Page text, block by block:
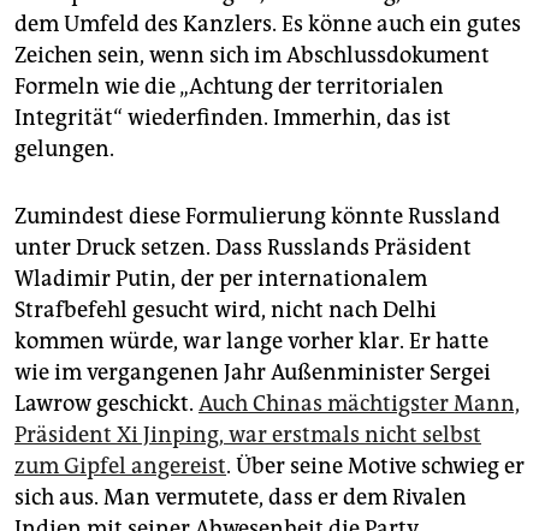
dem Umfeld des Kanzlers. Es könne auch ein gutes
Zeichen sein, wenn sich im Abschlussdokument
Formeln wie die „Achtung der territorialen
Integrität“ wiederfinden. Immerhin, das ist
gelungen.
Zumindest diese Formulierung könnte Russland
unter Druck setzen. Dass Russlands Präsident
Wladimir Putin, der per internationalem
Strafbefehl gesucht wird, nicht nach Delhi
kommen würde, war lange vorher klar. Er hatte
wie im vergangenen Jahr Außenminister Sergei
Lawrow geschickt. Auch Chinas mächtigster Mann,
Präsident Xi Jinping, war erstmals nicht selbst
zum Gipfel angereist. Über seine Motive schwieg er
sich aus. Man vermutete, dass er dem Rivalen